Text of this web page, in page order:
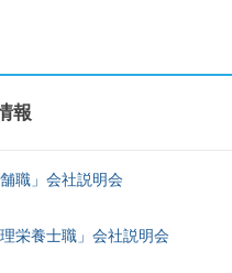
報
職」会社説明会
栄養士職」会社説明会